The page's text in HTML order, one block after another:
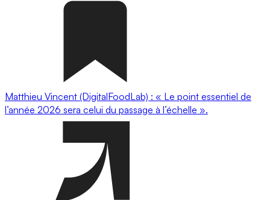
Matthieu Vincent (DigitalFoodLab) : « Le point essentiel de
l’année 2026 sera celui du passage à l’échelle ».